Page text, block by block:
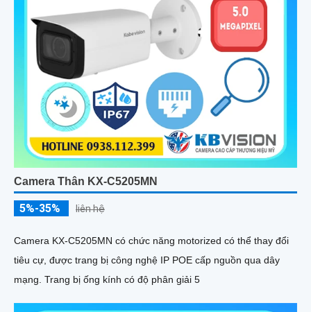
Camera Thân KX-C5205MN
5%-35% liên hệ
Camera KX-C5205MN có chức năng motorized có thể thay đổi
tiêu cự, được trang bị công nghệ IP POE cấp nguồn qua dây
mạng. Trang bị ống kính có độ phân giải 5